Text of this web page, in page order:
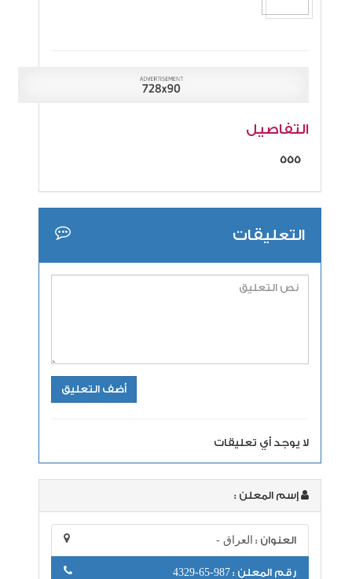
التفاصيل
التعليقات
لا يوجد أي تعليقات
إسم المعلن :
العنوان :العراق -
رقم المعلن :987-65-4329